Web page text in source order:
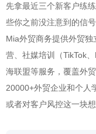
先拿最近三个新客户练
些你之前没注意到的信号
Mia外贸商务提供外贸
营、社媒培训（TikTok
海联盟等服务，覆盖外
20000+外贸企业和个人
或者对客户风控这一块